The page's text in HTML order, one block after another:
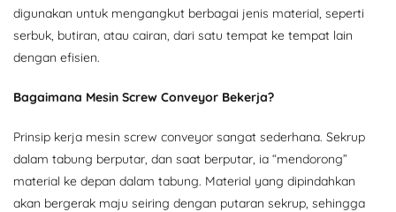
digunakan untuk mengangkut berbagai jenis material, seperti
serbuk, butiran, atau cairan, dari satu tempat ke tempat lain
dengan efisien.
Bagaimana Mesin Screw Conveyor Bekerja?
Prinsip kerja mesin screw conveyor sangat sederhana. Sekrup
dalam tabung berputar, dan saat berputar, ia “mendorong”
material ke depan dalam tabung. Material yang dipindahkan
akan bergerak maju seiring dengan putaran sekrup, sehingga